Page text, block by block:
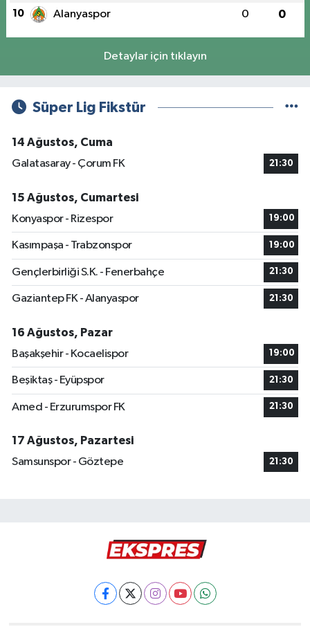
10 Alanyaspor 0 0
Detaylar için tıklayın
Süper Lig Fikstür
14 Ağustos, Cuma
Galatasaray - Çorum FK
21:30
15 Ağustos, Cumartesi
Konyaspor - Rizespor
19:00
Kasımpaşa - Trabzonspor 19:00
Gençlerbirliği S.K. - Fenerbahçe 21:30
Gaziantep FK - Alanyaspor 21:30
16 Ağustos, Pazar
Başakşehir - Kocaelispor
19:00
Beşiktaş - Eyüpspor 21:30
Amed - Erzurumspor FK 21:30
17 Ağustos, Pazartesi
Samsunspor - Göztepe
21:30